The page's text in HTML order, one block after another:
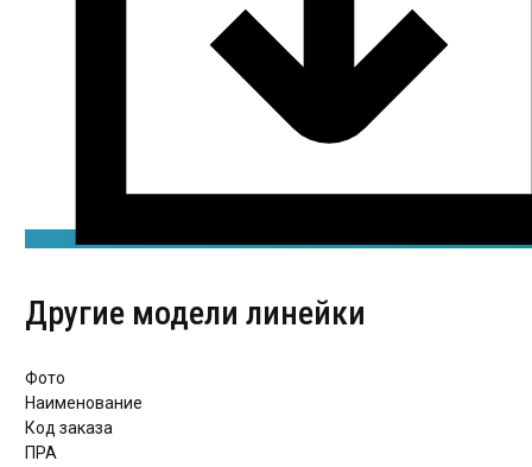
Другие модели линейки
Фото
Наименование
Код заказа
ПРА